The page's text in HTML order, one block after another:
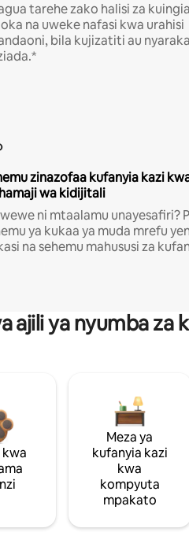
tarehe zako halisi za
na uweke nafasi kwa urahisi
bila kujizatiti au
zinazofaa kufanyia kazi
wa kidijitali
ni mtaalamu unayesafiri?
ya kukaa ya muda mrefu
na sehemu mahususi za
ajili ya nyumba za
kwa
Meza ya
kufanyia kazi
kwa
kompyuta
mpakato